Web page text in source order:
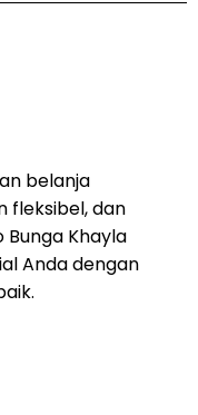
belanja
fleksibel, dan
Khayla
Anda dengan